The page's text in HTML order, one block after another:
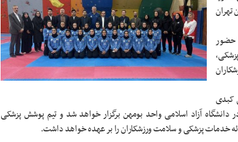
تهران
۱۲ خرداد ۱۴۰۵ لغایت ۲۲ خرداد ۱۴۰۵ با حضور
کبدی
نیز از تاریخ ۳۰ خرداد ۱۴۰۵ لغایت ۱۳ تیر ۱۴۰۵ در دانشگاه آزاد اسلامی واحد بومهن برگزار خواهد شد و تیم پوشش پزشکی
خدمات پزشکی و سلامت ورزشکاران را بر عهده خواهد داشت.